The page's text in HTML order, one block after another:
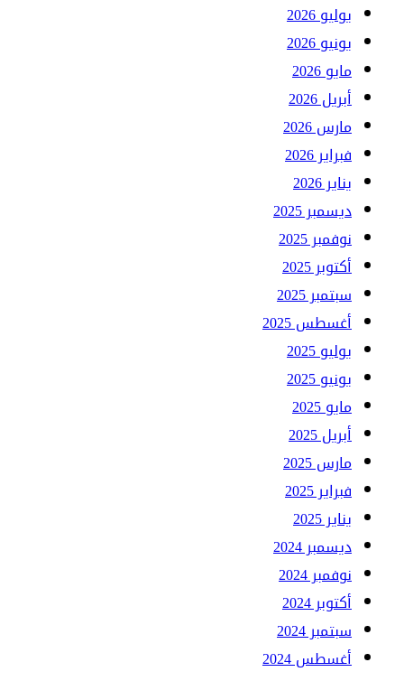
يوليو 2026
يونيو 2026
مايو 2026
أبريل 2026
مارس 2026
فبراير 2026
يناير 2026
ديسمبر 2025
نوفمبر 2025
أكتوبر 2025
سبتمبر 2025
أغسطس 2025
يوليو 2025
يونيو 2025
مايو 2025
أبريل 2025
مارس 2025
فبراير 2025
يناير 2025
ديسمبر 2024
نوفمبر 2024
أكتوبر 2024
سبتمبر 2024
أغسطس 2024